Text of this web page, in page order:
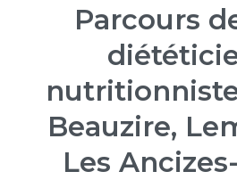
Parcours
Beauzire,
Les